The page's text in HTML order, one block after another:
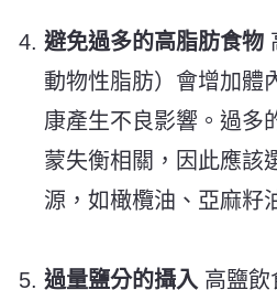
避免過多的高脂肪食物
動物性脂肪）會增加體
康產生不良影響。過多
蒙失衡相關，因此應該
源，如橄欖油、亞麻籽
過量鹽分的攝入 高鹽飲